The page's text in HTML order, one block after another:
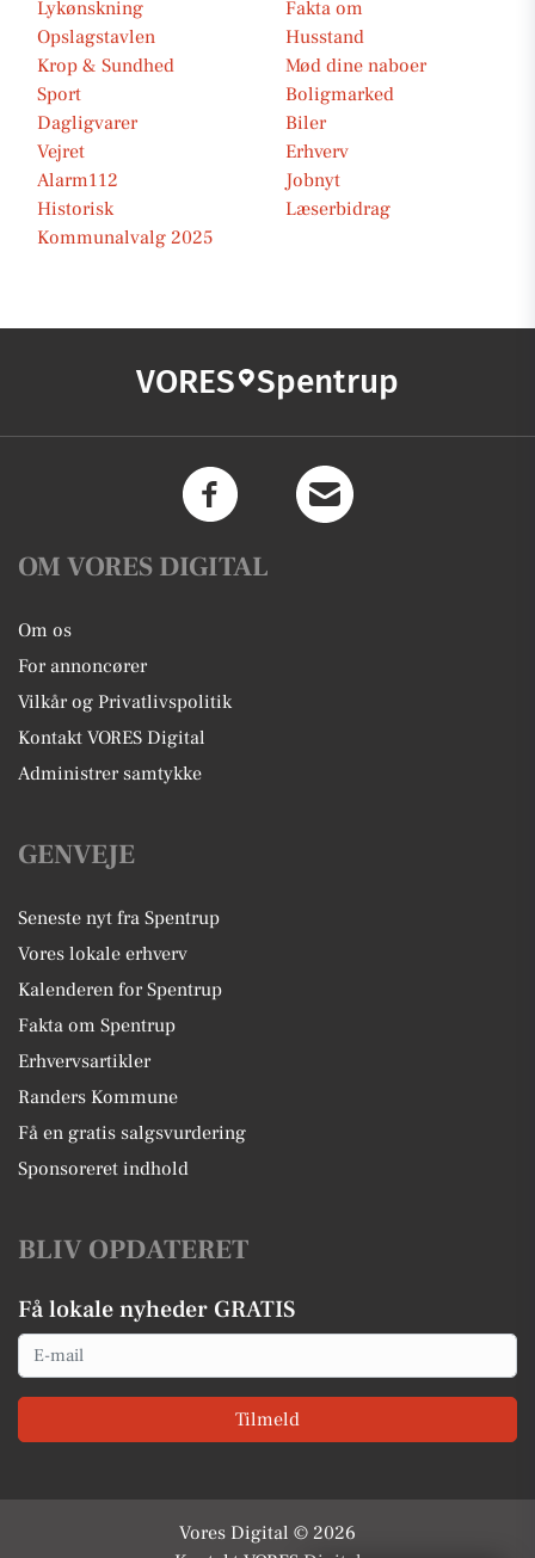
Lykønskning
Fakta om
Opslagstavlen
Husstand
Krop & Sundhed
Mød dine naboer
Sport
Boligmarked
Dagligvarer
Biler
Vejret
Erhverv
Alarm112
Jobnyt
Historisk
Læserbidrag
Kommunalvalg 2025
VORES Spentrup
OM VORES DIGITAL
Om os
For annoncører
Vilkår og Privatlivspolitik
Kontakt VORES Digital
Administrer samtykke
GENVEJE
Seneste nyt fra Spentrup
Vores lokale erhverv
Kalenderen for Spentrup
Fakta om Spentrup
Erhvervsartikler
Randers Kommune
Få en gratis salgsvurdering
Sponsoreret indhold
BLIV OPDATERET
Få lokale nyheder GRATIS
Email
Tilmeld
Vores Digital © 2026